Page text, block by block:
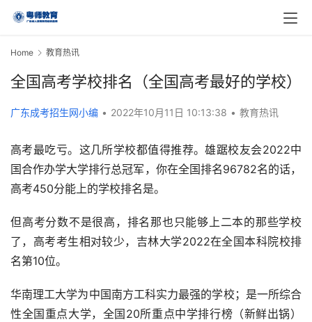
Home 教育热讯
全国高考学校排名（全国高考最好的学校）
广东成考招生网小编 • 2022年10月11日 10:13:38 • 教育热讯
高考最吃亏。这几所学校都值得推荐。雄踞校友会2022中
国合作办学大学排行总冠军，你在全国排名96782名的话，
高考450分能上的学校排名是。
但高考分数不是很高，排名那也只能够上二本的那些学校
了，高考考生相对较少，吉林大学2022在全国本科院校排
名第10位。
华南理工大学为中国南方工科实力最强的学校；是一所综合
性全国重点大学，全国20所重点中学排行榜（新鲜出锅）